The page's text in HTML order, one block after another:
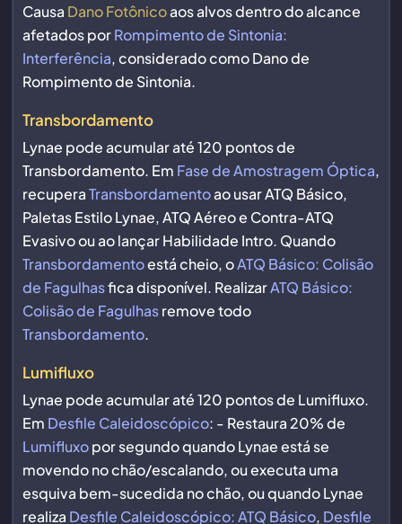
Causa Dano Fotônicoaos alvos dentro do alcance
afetados porRompimento de Sintonia:
Interferência, considerado como Dano de
Rompimento de Sintonia.
Transbordamento
Lynae pode acumular até 120 pontos de
Transbordamento. Em Fase de Amostragem Óptica,
recuperaTransbordamentoao usar ATQ Básico,
Paletas Estilo Lynae, ATQ Aéreo e Contra-ATQ
Evasivo ou ao lançar Habilidade Intro. Quando
Transbordamentoestá cheio, oATQ Básico: Colisão
de Fagulhasfica disponível. RealizarATQ Básico:
Colisão de Fagulhasremove todo
Transbordamento.
Lumifluxo
Lynae pode acumular até 120 pontos de Lumifluxo.
Em Desfile Caleidoscópico: - Restaura 20% de
Lumifluxopor segundo quando Lynae está se
movendo no chão/escalando, ou executa uma
esquiva bem-sucedida no chão, ou quando Lynae
realiza Desfile Caleidoscópico: ATQ Básico, Desfile